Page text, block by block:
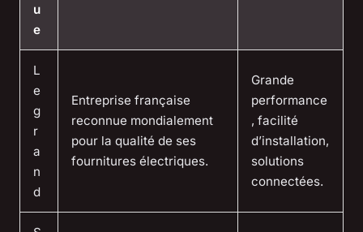
u
e
L
e
g
r
a
n
d
Entreprise française
reconnue mondialement
pour la qualité de ses
fournitures électriques.
Grande
performance
, facilité
d’installation,
solutions
connectées.